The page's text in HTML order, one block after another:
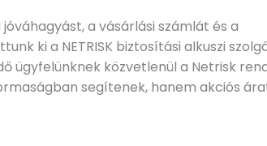
a vásárlási számlát és a
ki a NETRISK biztosítási alkuszi
ügyfelünknek közvetlenül a Netrisk
segítenek, hanem akciós